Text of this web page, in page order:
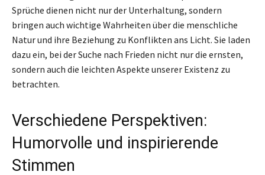
Sprüche dienen nicht nur der Unterhaltung, sondern
bringen auch wichtige Wahrheiten über die menschliche
Natur und ihre Beziehung zu Konflikten ans Licht. Sie laden
dazu ein, bei der Suche nach Frieden nicht nur die ernsten,
sondern auch die leichten Aspekte unserer Existenz zu
betrachten.
Verschiedene Perspektiven:
Humorvolle und inspirierende
Stimmen